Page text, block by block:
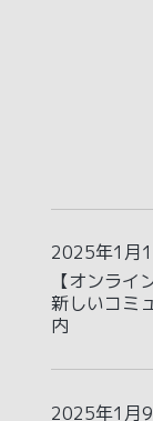
2025年1月
【オンライ
新しいコミ
内
2025年1月